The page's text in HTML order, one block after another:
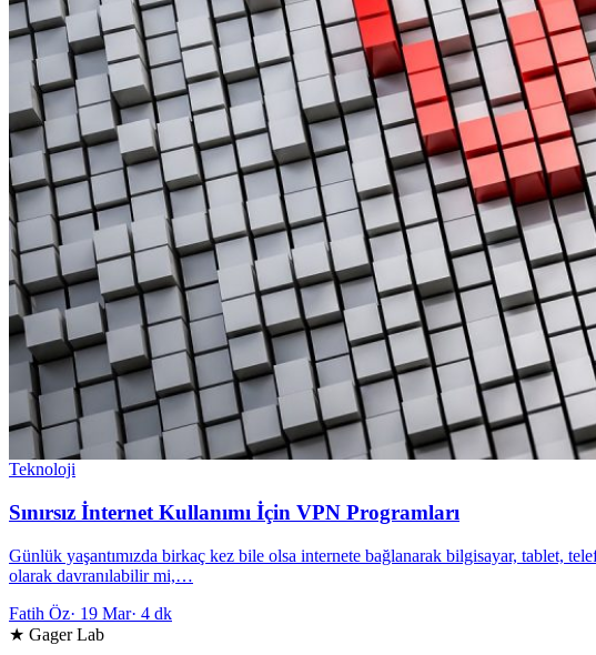
Teknoloji
Sınırsız İnternet Kullanımı İçin VPN Programları
Günlük yaşantımızda birkaç kez bile olsa internete bağlanarak bilgisayar, tablet,
olarak davranılabilir mi,…
Fatih Öz· 19 Mar· 4 dk
★ Gager Lab